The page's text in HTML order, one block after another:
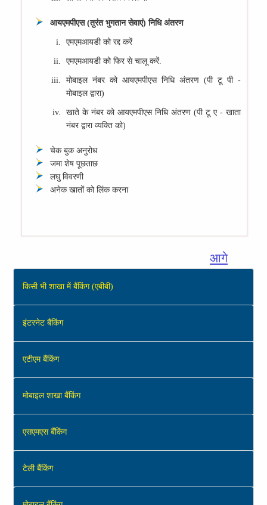
आयएमपीएस (तुरंत भुगतान सेवाएं) निधि अंतरण
एमएमआयडी को रद्द करें
एमएमआयडी को फिर से चालू करें.
मोबाइल नंबर को आयएमपीएस निधि अंतरण (पी टू पी -
मोबाइल द्वारा)
खाते के नंबर को आयएमपीएस निधि अंतरण (पी टू ए - खाता
नंबर द्वारा व्‍यक्ति को)
चेक बुक अनुरोध
जमा शेष पूछताछ
लघु विवरणी
अनेक खातों को लिंक करना
आगे
किसी भी शाखा में बैंकिंग (एबीबी)
इंटरनेट बैंकिंग
एटीएम बैंकिंग
मोबाइल शाखा बैंकिंग
एसएमएस बैंकिंग
टेली बैंकिंग